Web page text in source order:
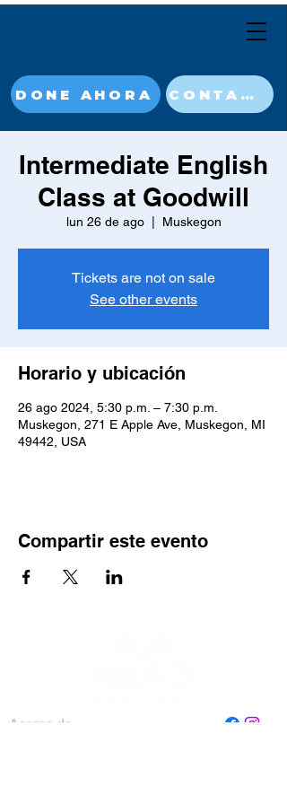
DONE AHORA CONTACT
Intermediate English
Class at Goodwill
lun 26 de ago
  |
Muskegon
Tickets are not on sale
See other events
Horario y ubicación
26 ago 2024, 5:30 p.m. – 7:30 p.m.
Muskegon, 271 E Apple Ave, Muskegon, MI
49442, USA
Compartir este evento
Acerca de